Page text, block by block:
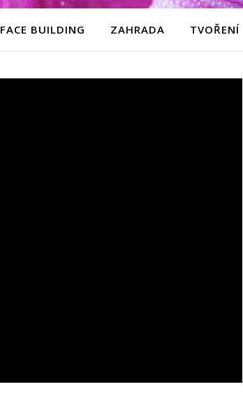
FACE BUILDING ZAHRADA TVOŘENÍ